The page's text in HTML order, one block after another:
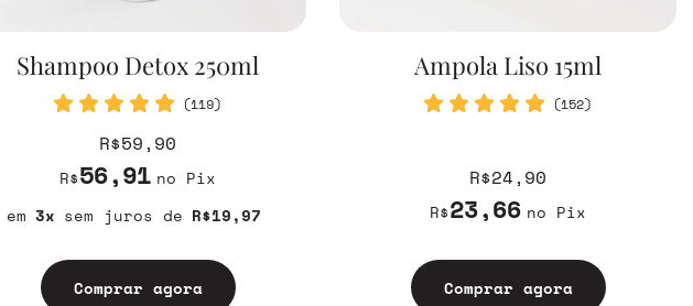
Shampoo Detox 250ml
(119)
R$59,90
R$56,91 no Pix
3
R$19,97
sem juros
Comprar agora
Ampola Liso 15ml
(152)
R$24,90
R$23,66 no Pix
Comprar agora